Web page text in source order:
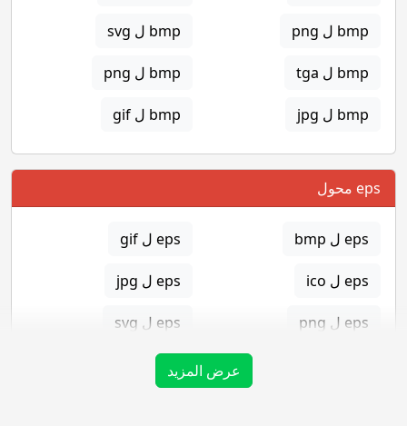
bmp ل png bmp ل svg
bmp ل tga bmp ل png
bmp ل jpg bmp ل gif
eps محول
eps ل bmp eps ل gif
eps ل ico eps ل jpg
eps ل png eps ل svg
عرض المزيد